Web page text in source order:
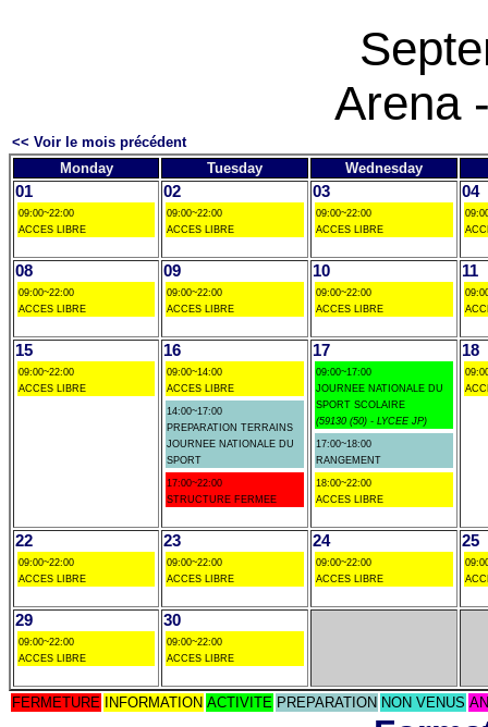
Arena
<< Voir le mois précédent
Monday
Tuesday Wednesday
01
09:00~22:00
ACCES LIBRE
02
09:00~22:00
ACCES LIBRE
03
09:00~22:00
ACCES LIBRE
04
08
09:00~22:00
ACCES LIBRE
09
09:00~22:00
ACCES LIBRE
10
09:00~22:00
ACCES LIBRE
11
15
09:00~22:00
ACCES LIBRE
16
09:00~14:00
ACCES LIBRE
14:00~17:00
PREPARATION TERRAINS
JOURNEE NATIONALE DU
SPORT
17:00~22:00
STRUCTURE FERMEE
17
09:00~17:00
JOURNEE NATIONALE DU
SPORT SCOLAIRE
(59130 (50) - LYCEE JP)
17:00~18:00
RANGEMENT
18:00~22:00
ACCES LIBRE
18
22
09:00~22:00
ACCES LIBRE
23
09:00~22:00
ACCES LIBRE
24
09:00~22:00
ACCES LIBRE
25
29
09:00~22:00
ACCES LIBRE
30
09:00~22:00
ACCES LIBRE
FERMETURE INFORMATION ACTIVITE PREPARATION NON VENUS